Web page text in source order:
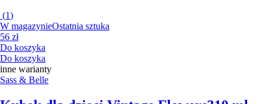
(1)
W magazynieOstatnia sztuka
56 zł
Do koszyka
Do koszyka
inne warianty
Sass & Belle